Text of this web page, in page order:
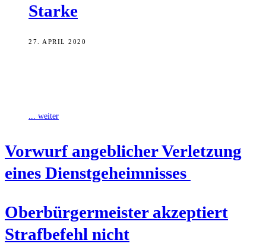
Starke
27. APRIL 2020
... weiter
Vor­wurf angeb­li­cher Ver­let­zung
eines Dienstgeheimnisses
Ober­bür­ger­meis­ter akzep­tiert
Straf­be­fehl nicht